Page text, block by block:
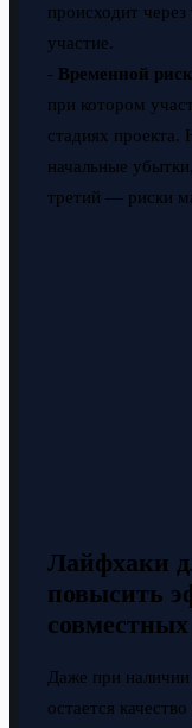
происходит
участие.
- Временной
при котором
стадиях проекта.
начальные
третий — риски
Лайфхаки
повысить
Даже при
остается